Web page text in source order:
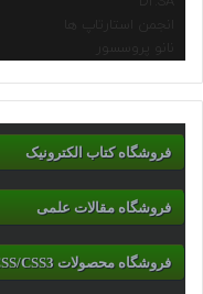
انجمن استارتاپ ها
نانو پروسسور
فروشگاه کتاب الکترونیک
فروشگاه مقالات علمی
فروشگاه محصولات CSS/CSS3